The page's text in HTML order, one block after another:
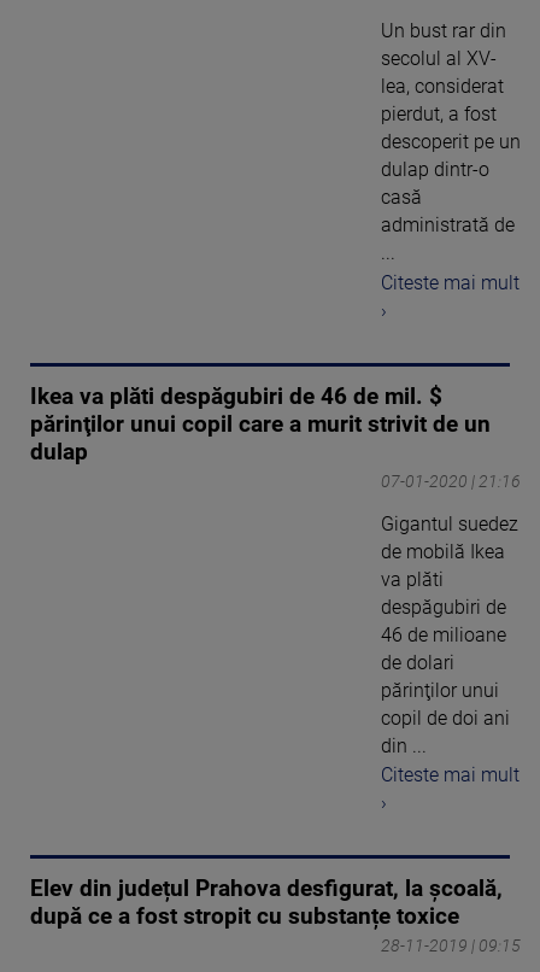
Un bust rar din
secolul al XV-
lea, considerat
pierdut, a fost
descoperit pe un
dulap dintr-o
casă
administrată de
...
Citeste mai mult
›
Ikea va plăti despăgubiri de 46 de mil. $
părinţilor unui copil care a murit strivit de un
dulap
07-01-2020 | 21:16
Gigantul suedez
de mobilă Ikea
va plăti
despăgubiri de
46 de milioane
de dolari
părinţilor unui
copil de doi ani
din ...
Citeste mai mult
›
Elev din județul Prahova desfigurat, la școală,
după ce a fost stropit cu substanțe toxice
28-11-2019 | 09:15